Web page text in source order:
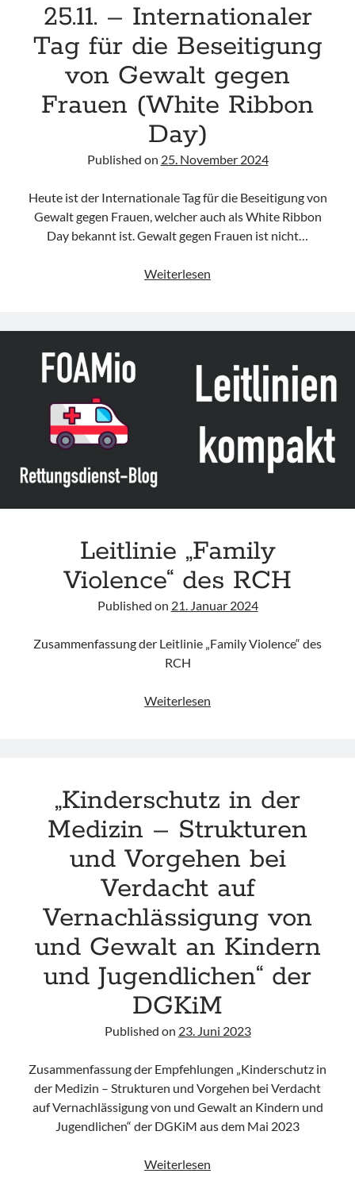
25.11. – Internationaler
Tag für die Beseitigung
von Gewalt gegen
Frauen (White Ribbon
Day)
Published on 25. November 2024
Heute ist der Internationale Tag für die Beseitigung von
Gewalt gegen Frauen, welcher auch als White Ribbon
Day bekannt ist. Gewalt gegen Frauen ist nicht…
Weiterlesen
Tag
Beseitigung
von
gegen
Frauen
Leitlinie „Family
Violence“ des RCH
Published on 21. Januar 2024
Zusammenfassung der Leitlinie „Family Violence“ des
RCH
Weiterlesen
„Kinderschutz in der
Medizin – Strukturen
und Vorgehen bei
Verdacht auf
Vernachlässigung von
und Gewalt an Kindern
und Jugendlichen“ der
DGKiM
Published on 23. Juni 2023
Zusammenfassung der Empfehlungen „Kinderschutz in
der Medizin – Strukturen und Vorgehen bei Verdacht
auf Vernachlässigung von und Gewalt an Kindern und
Jugendlichen“ der DGKiM aus dem Mai 2023
Weiterlesen